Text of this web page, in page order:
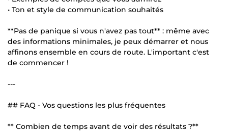
• Ton et style de communication souhaités
**Pas de panique si vous n'avez pas tout** : même avec
des informations minimales, je peux démarrer et nous
affinons ensemble en cours de route. L'important c'est
de commencer !
---
## FAQ - Vos questions les plus fréquentes
** Combien de temps avant de voir des résultats ?**